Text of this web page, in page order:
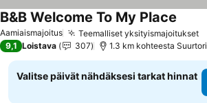
Aamiaismajoitus Teemalliset yksityismajoitukset
B&B Welcome To My Place
9,1 Loistava 307 1.3 km kohteesta Suurtori
Valitse päivät nähdäksesi tarkat hinnat